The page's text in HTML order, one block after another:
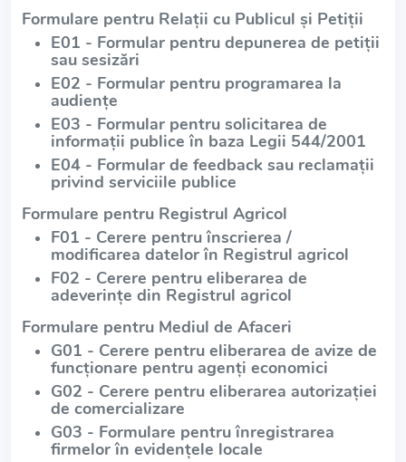
Formulare pentru Relații cu Publicul și Petiții
E01 - Formular pentru depunerea de petiții
sau sesizări
E02 - Formular pentru programarea la
audiențe
E03 - Formular pentru solicitarea de
informații publice în baza Legii 544/2001
E04 - Formular de feedback sau reclamații
privind serviciile publice
Formulare pentru Registrul Agricol
F01 - Cerere pentru înscrierea /
modificarea datelor în Registrul agricol
F02 - Cerere pentru eliberarea de
adeverințe din Registrul agricol
Formulare pentru Mediul de Afaceri
G01 - Cerere pentru eliberarea de avize de
funcționare pentru agenți economici
G02 - Cerere pentru eliberarea autorizației
de comercializare
G03 - Formulare pentru înregistrarea
firmelor în evidențele locale